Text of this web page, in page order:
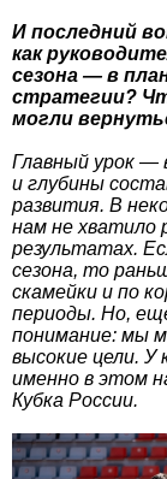
И последний
как
сезона — в
стратегии?
могли
Главный урок —
и глубины
развития. В
нам не хватило
результатах.
сезона, то
скамейки и по
периоды. Но,
понимание: мы
высокие цели. У
именно в этом
Кубка России.